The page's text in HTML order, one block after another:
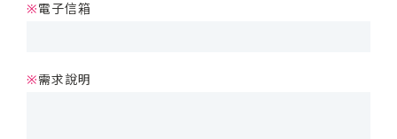
※電子信箱
※需求說明